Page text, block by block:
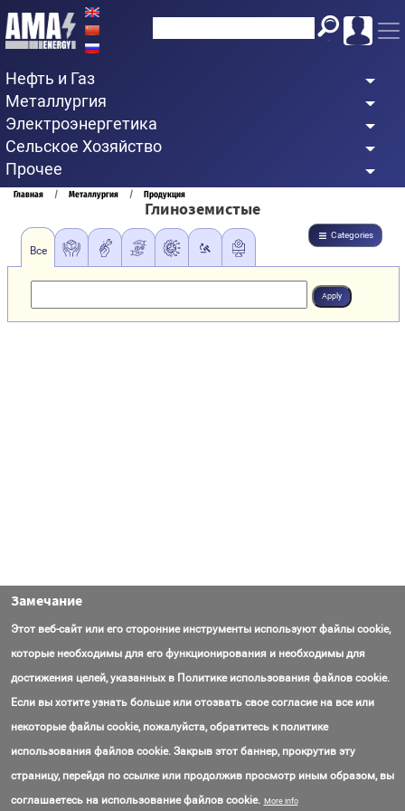
Перейти
к
содержанию
Нефть и Газ
Металлургия
Электроэнергетика
Сельское Хозяйство
Прочее
Строка
Главная Металлургия Продукция
Глиноземистые
Categories
Все
Контакты Вопросы Об AmasEnergy Соглашение об использовании
Замечание
Этот веб-сайт или его сторонние инструменты используют файлы cookie,
которые необходимы для его функционирования и необходимы для
достижения целей, указанных в Политике использования файлов cookie.
Если вы хотите узнать больше или отозвать свое согласие на все или
некоторые файлы cookie, пожалуйста, обратитесь к политике
использования файлов cookie. Закрыв этот баннер, прокрутив эту
страницу, перейдя по ссылке или продолжив просмотр иным образом, вы
соглашаетесь на использование файлов cookie. More info